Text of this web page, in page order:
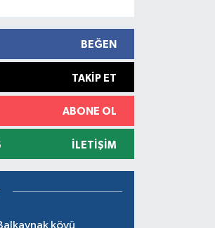
BEĞEN
TAKIP ET
ABONE OL
İLETIŞIM
köyü